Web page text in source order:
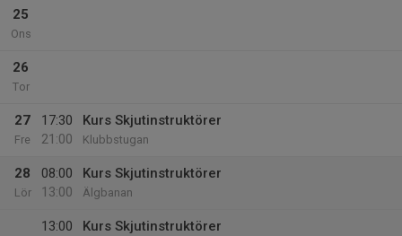
25
Ons
26
Tor
27
Fre
17:30
21:00
Kurs Skjutinstruktörer
Klubbstugan
28
Lör
08:00
13:00
Kurs Skjutinstruktörer
Älgbanan
13:00
Kurs Skjutinstruktörer